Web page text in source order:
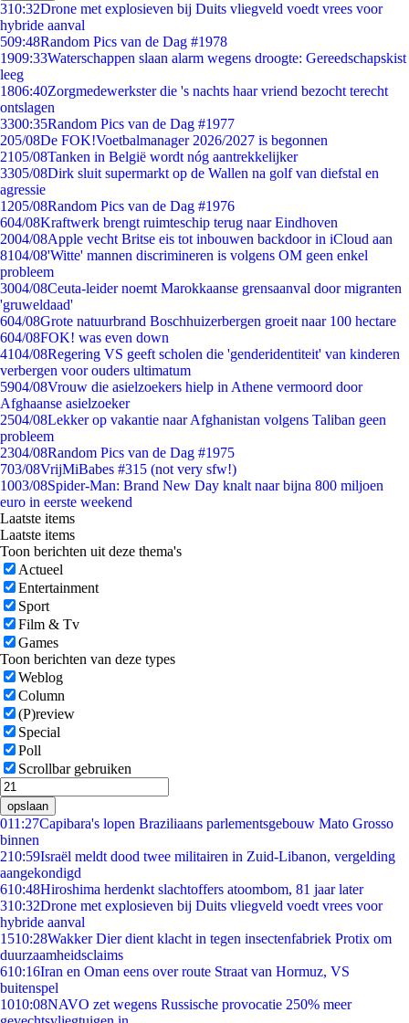
310:32Drone met explosieven bij Duits vliegveld voedt vrees voor
hybride aanval
509:48Random Pics van de Dag #1978
1909:33Waterschappen slaan alarm wegens droogte: Gereedschapskist
leeg
1806:40Zorgmedewerkster die 's nachts haar vriend bezocht terecht
ontslagen
3300:35Random Pics van de Dag #1977
205/08De FOK!Voetbalmanager 2026/2027 is begonnen
2105/08Tanken in België wordt nóg aantrekkelijker
3305/08Dirk sluit supermarkt op de Wallen na golf van diefstal en
agressie
1205/08Random Pics van de Dag #1976
604/08Kraftwerk brengt ruimteschip terug naar Eindhoven
2004/08Apple vecht Britse eis tot inbouwen backdoor in iCloud aan
8104/08'Witte' mannen discrimineren is volgens OM geen enkel
probleem
3004/08Ceuta-leider noemt Marokkaanse grensaanval door migranten
'gruweldaad'
604/08Grote natuurbrand Boschhuizerbergen groeit naar 100 hectare
604/08FOK! was even down
4104/08Regering VS geeft scholen die 'genderidentiteit' van kinderen
verbergen voor ouders ultimatum
5904/08Vrouw die asielzoekers hielp in Athene vermoord door
Afghaanse asielzoeker
2504/08Lekker op vakantie naar Afghanistan volgens Taliban geen
probleem
2304/08Random Pics van de Dag #1975
703/08VrijMiBabes #315 (not very sfw!)
1003/08Spider-Man: Brand New Day knalt naar bijna 800 miljoen
euro in eerste weekend
Laatste items
Laatste items
Toon berichten uit deze thema's
Actueel
Entertainment
Sport
Film & Tv
Games
Toon berichten van deze types
Weblog
Column
(P)review
Special
Poll
Scrollbar gebruiken
opslaan
011:27Capibara's lopen Braziliaans parlementsgebouw Mato Grosso
binnen
210:59Israël meldt dood twee militairen in Zuid-Libanon, vergelding
aangekondigd
610:48Hiroshima herdenkt slachtoffers atoombom, 81 jaar later
310:32Drone met explosieven bij Duits vliegveld voedt vrees voor
hybride aanval
1510:28Wakker Dier dient klacht in tegen insectenfabriek Protix om
duurzaamheidsclaims
610:16Iran en Oman eens over route Straat van Hormuz, VS
buitenspel
1010:08NAVO zet wegens Russische provocatie 250% meer